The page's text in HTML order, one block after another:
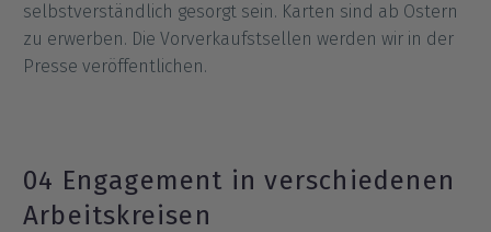
selbstverständlich gesorgt sein. Karten sind ab Ostern
zu erwerben. Die Vorverkaufstsellen werden wir in der
Presse veröffentlichen.
04 Engagement in verschiedenen
Arbeitskreisen